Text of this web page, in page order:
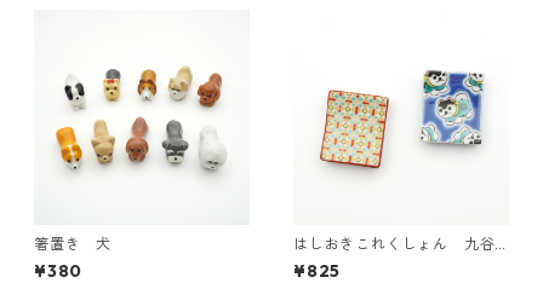
箸置き 犬
¥380
はしおきこれくしょん 九谷
焼【日本製】
¥825